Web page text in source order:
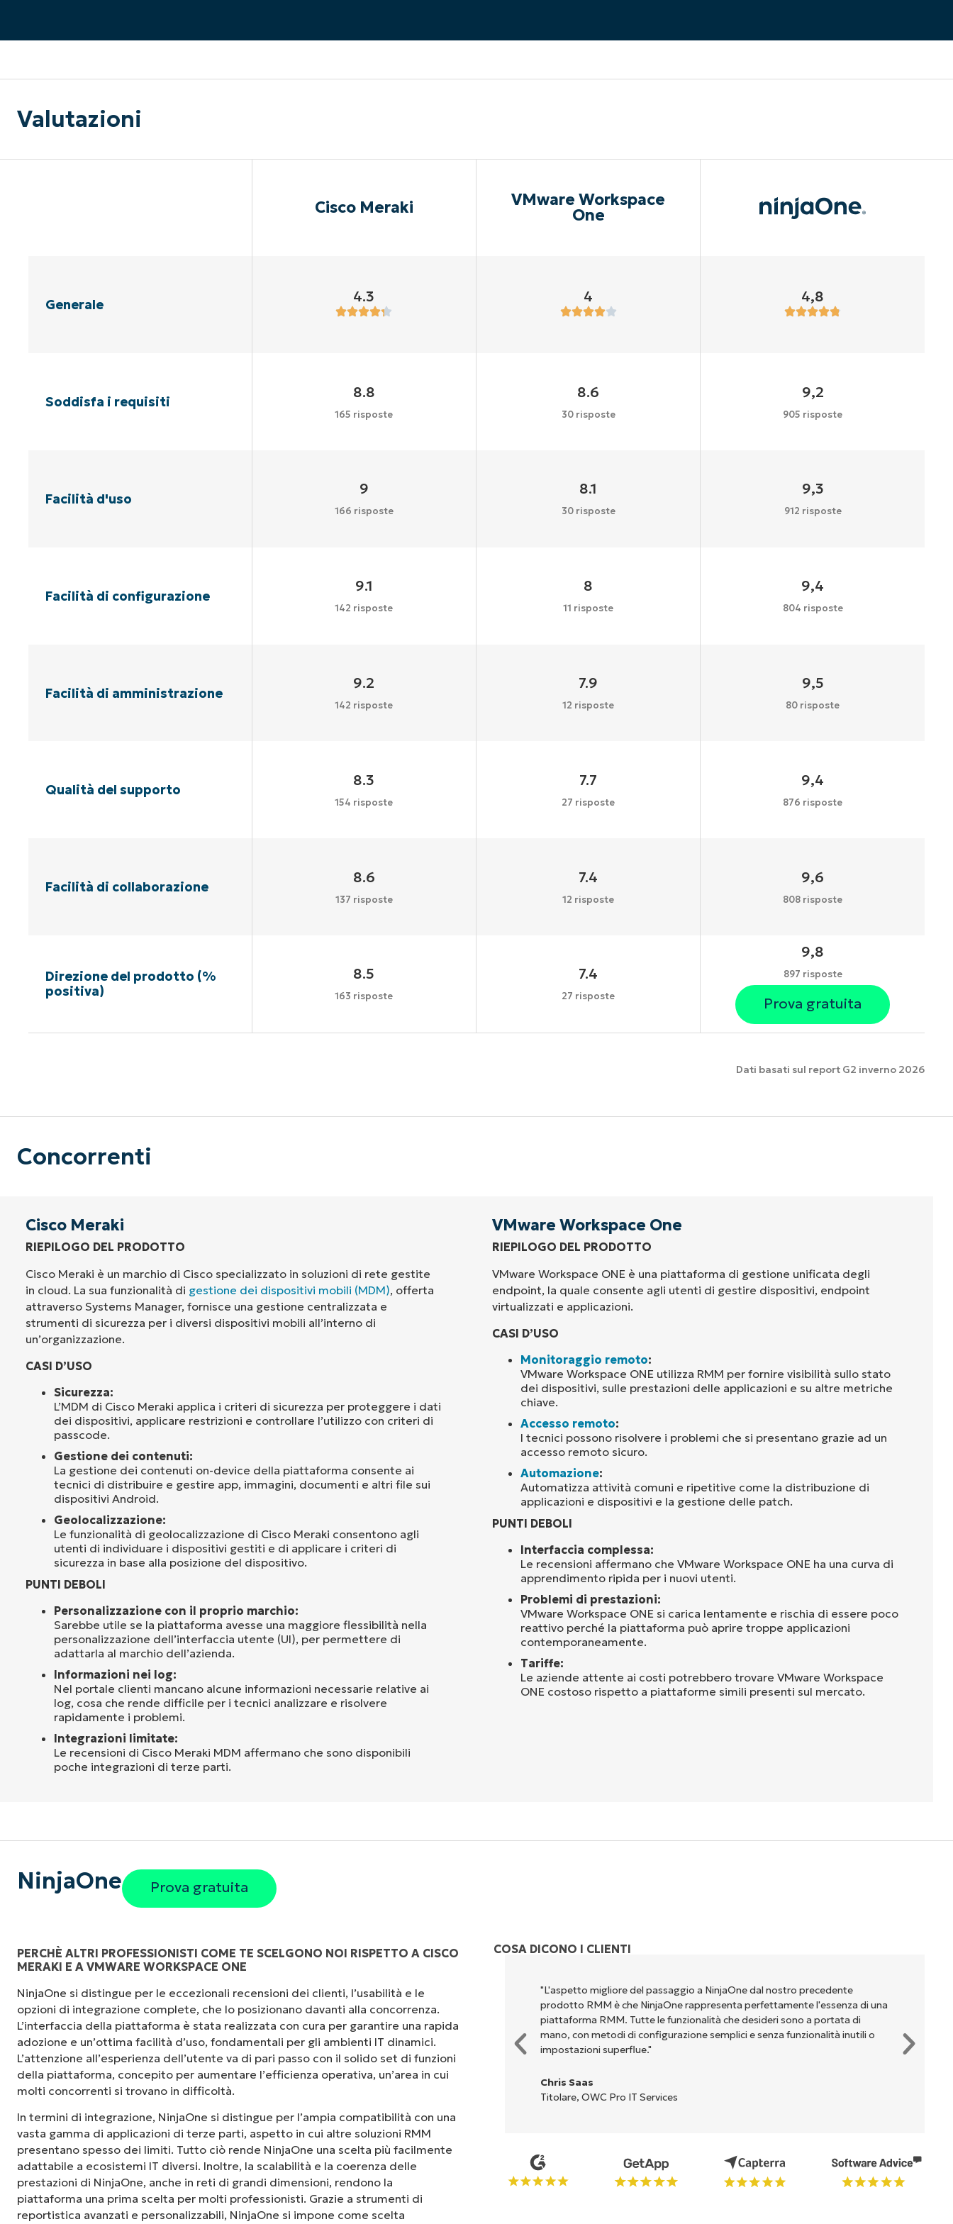
Valutazioni
Cisco Meraki
VMware Workspace
One
Generale 4.3 4 4,8
Soddisfa i requisiti
8.8
165 risposte
8.6
30 risposte
9,2
905 risposte
Facilità d'uso
9
166 risposte
8.1
30 risposte
9,3
912 risposte
Facilità di configurazione
9.1
142 risposte
8
11 risposte
9,4
804 risposte
Facilità di amministrazione
9.2
142 risposte
7.9
12 risposte
9,5
80 risposte
Qualità del supporto
8.3
154 risposte
7.7
27 risposte
9,4
876 risposte
Facilità di collaborazione
8.6
137 risposte
7.4
12 risposte
9,6
808 risposte
Direzione del prodotto (%
positiva)
8.5
163 risposte
7.4
27 risposte
9,8
897 risposte
Prova gratuita
Dati basati sul report G2 inverno 2026
Concorrenti
Cisco Meraki
RIEPILOGO DEL PRODOTTO
Cisco Meraki è un marchio di Cisco specializzato in soluzioni di rete gestite
in cloud. La sua funzionalità di gestione dei dispositivi mobili (MDM), offerta
attraverso Systems Manager, fornisce una gestione centralizzata e
strumenti di sicurezza per i diversi dispositivi mobili all’interno di
un’organizzazione.
CASI D’USO
Sicurezza:
L’MDM di Cisco Meraki applica i criteri di sicurezza per proteggere i dati
dei dispositivi, applicare restrizioni e controllare l’utilizzo con criteri di
passcode.
Gestione dei contenuti:
La gestione dei contenuti on-device della piattaforma consente ai
tecnici di distribuire e gestire app, immagini, documenti e altri file sui
dispositivi Android.
Geolocalizzazione:
Le funzionalità di geolocalizzazione di Cisco Meraki consentono agli
utenti di individuare i dispositivi gestiti e di applicare i criteri di
sicurezza in base alla posizione del dispositivo.
PUNTI DEBOLI
Personalizzazione con il proprio marchio:
Sarebbe utile se la piattaforma avesse una maggiore flessibilità nella
personalizzazione dell’interfaccia utente (UI), per permettere di
adattarla al marchio dell’azienda.
Informazioni nei log:
Nel portale clienti mancano alcune informazioni necessarie relative ai
log, cosa che rende difficile per i tecnici analizzare e risolvere
rapidamente i problemi.
Integrazioni limitate:
Le recensioni di Cisco Meraki MDM affermano che sono disponibili
poche integrazioni di terze parti.
VMware Workspace One
RIEPILOGO DEL PRODOTTO
VMware Workspace ONE è una piattaforma di gestione unificata degli
endpoint, la quale consente agli utenti di gestire dispositivi, endpoint
virtualizzati e applicazioni.
CASI D’USO
Monitoraggio remoto:
VMware Workspace ONE utilizza RMM per fornire visibilità sullo stato
dei dispositivi, sulle prestazioni delle applicazioni e su altre metriche
chiave.
Accesso remoto:
I tecnici possono risolvere i problemi che si presentano grazie ad un
accesso remoto sicuro.
Automazione:
Automatizza attività comuni e ripetitive come la distribuzione di
applicazioni e dispositivi e la gestione delle patch.
PUNTI DEBOLI
Interfaccia complessa:
Le recensioni affermano che VMware Workspace ONE ha una curva di
apprendimento ripida per i nuovi utenti.
Problemi di prestazioni:
VMware Workspace ONE si carica lentamente e rischia di essere poco
reattivo perché la piattaforma può aprire troppe applicazioni
contemporaneamente.
Tariffe:
Le aziende attente ai costi potrebbero trovare VMware Workspace
ONE costoso rispetto a piattaforme simili presenti sul mercato.
NinjaOne Prova gratuita
PERCHÈ ALTRI PROFESSIONISTI COME TE SCELGONO NOI RISPETTO A CISCO
MERAKI E A VMWARE WORKSPACE ONE
NinjaOne si distingue per le eccezionali recensioni dei clienti, l’usabilità e le
opzioni di integrazione complete, che lo posizionano davanti alla concorrenza.
L’interfaccia della piattaforma è stata realizzata con cura per garantire una rapida
adozione e un’ottima facilità d’uso, fondamentali per gli ambienti IT dinamici.
L’attenzione all’esperienza dell’utente va di pari passo con il solido set di funzioni
della piattaforma, concepito per aumentare l’efficienza operativa, un’area in cui
molti concorrenti si trovano in difficoltà.
In termini di integrazione, NinjaOne si distingue per l’ampia compatibilità con una
vasta gamma di applicazioni di terze parti, aspetto in cui altre soluzioni RMM
presentano spesso dei limiti. Tutto ciò rende NinjaOne una scelta più facilmente
adattabile a ecosistemi IT diversi. Inoltre, la scalabilità e la coerenza delle
prestazioni di NinjaOne, anche in reti di grandi dimensioni, rendono la
piattaforma una prima scelta per molti professionisti. Grazie a strumenti di
reportistica avanzati e personalizzabili, NinjaOne si impone come scelta
COSA DICONO I CLIENTI
"NinjaOne è incredibilmente facile da usare, perché unisce un’interfaccia
fluida a potenti funzionalità di back-end. La configurazione e la gestione
dell'interfaccia non sono affatto complicate. Tutte le opzioni e gli strumenti
sono indicati chiaramente e sono intuitivi, e l'interfaccia è davvero facile da
usare."
Ryan Reiffenberger
Reiffenberger.NET Technology Solutions
"L'aspetto migliore del passaggio a NinjaOne dal nostro precedente
prodotto RMM è che NinjaOne rappresenta perfettamente l'essenza di una
piattaforma RMM. Tutte le funzionalità che desideri sono a portata di
mano, con metodi di configurazione semplici e senza funzionalità inutili o
impostazioni superflue."
Chris Saas
Titolare, OWC Pro IT Services
Company